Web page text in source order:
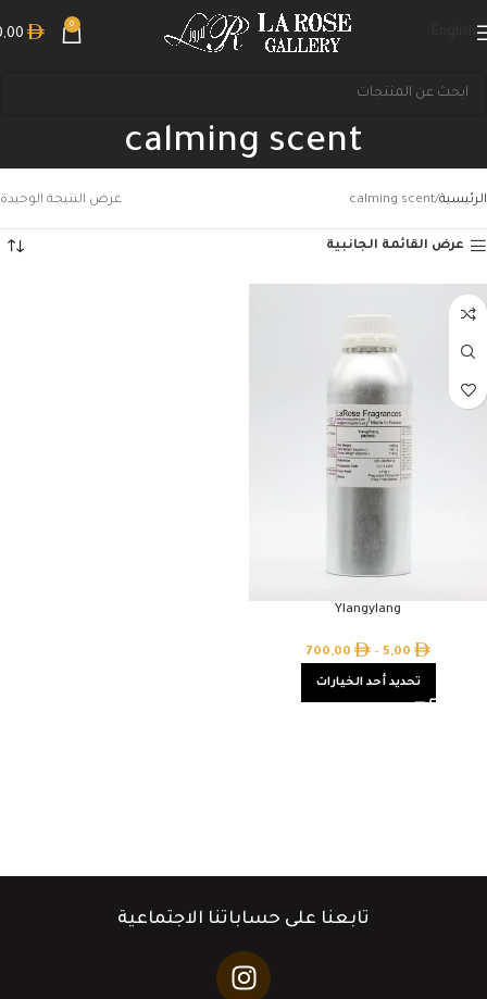
0
calming scent
الرئيسية calming scent عرض النتيجة الوحيدة
عرض القائمة الجانبية
Ylangylang
5,00
–
700,00
تحديد أحد الخيارات
تابعنا على حساباتنا الاجتماعية